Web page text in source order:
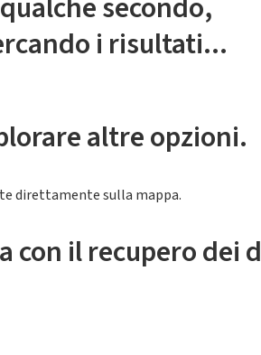
i risultati...
altre opzioni.
direttamente sulla mappa.
con il recupero dei